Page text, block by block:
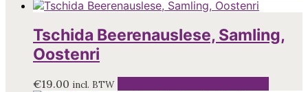
Tschida Beerenauslese, Samling,
Oostenri
€19.00 incl. BTW